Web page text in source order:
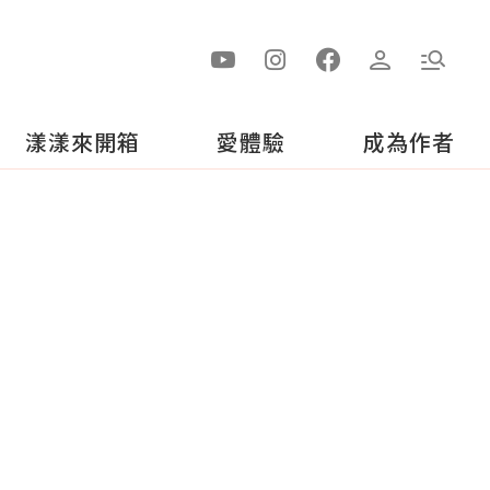
漾漾來開箱 愛體驗 成為作者